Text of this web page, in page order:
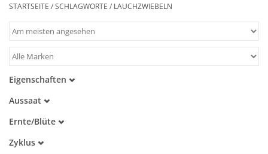
Für Kinder
Geschenkideen
Katalog
STARTSEITE /SCHLAGWORTE / LAUCHZWIEBELN
Eigenschaften
Alte Sorte
Warmkeimer
Aussaat
März
April
Ernte/Blüte
Februar
Zyklus